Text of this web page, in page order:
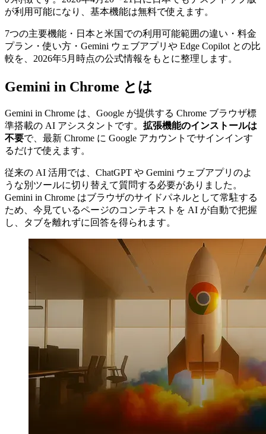
が利用可能になり、基本機能は無料で使えます。
7つの主要機能・日本と米国での利用可能範囲の違い・料金
プラン・使い方・Gemini ウェブアプリや Edge Copilot との比
較を、2026年5月時点の公式情報をもとに整理します。
Gemini in Chrome とは
Gemini in Chrome は、Google が提供する Chrome ブラウザ標
準搭載の AI アシスタントです。 拡張機能のインストールは
不要で、最新 Chrome に Google アカウントでサインインす
るだけで使えます。
従来の AI 活用では、ChatGPT や Gemini ウェブアプリのよ
うな別ツールに切り替えて質問する必要がありました。
Gemini in Chrome はブラウザのサイドパネルとして常駐する
ため、今見ているページのコンテキストを AI が自動で把握
し、タブを離れずに回答を得られます。